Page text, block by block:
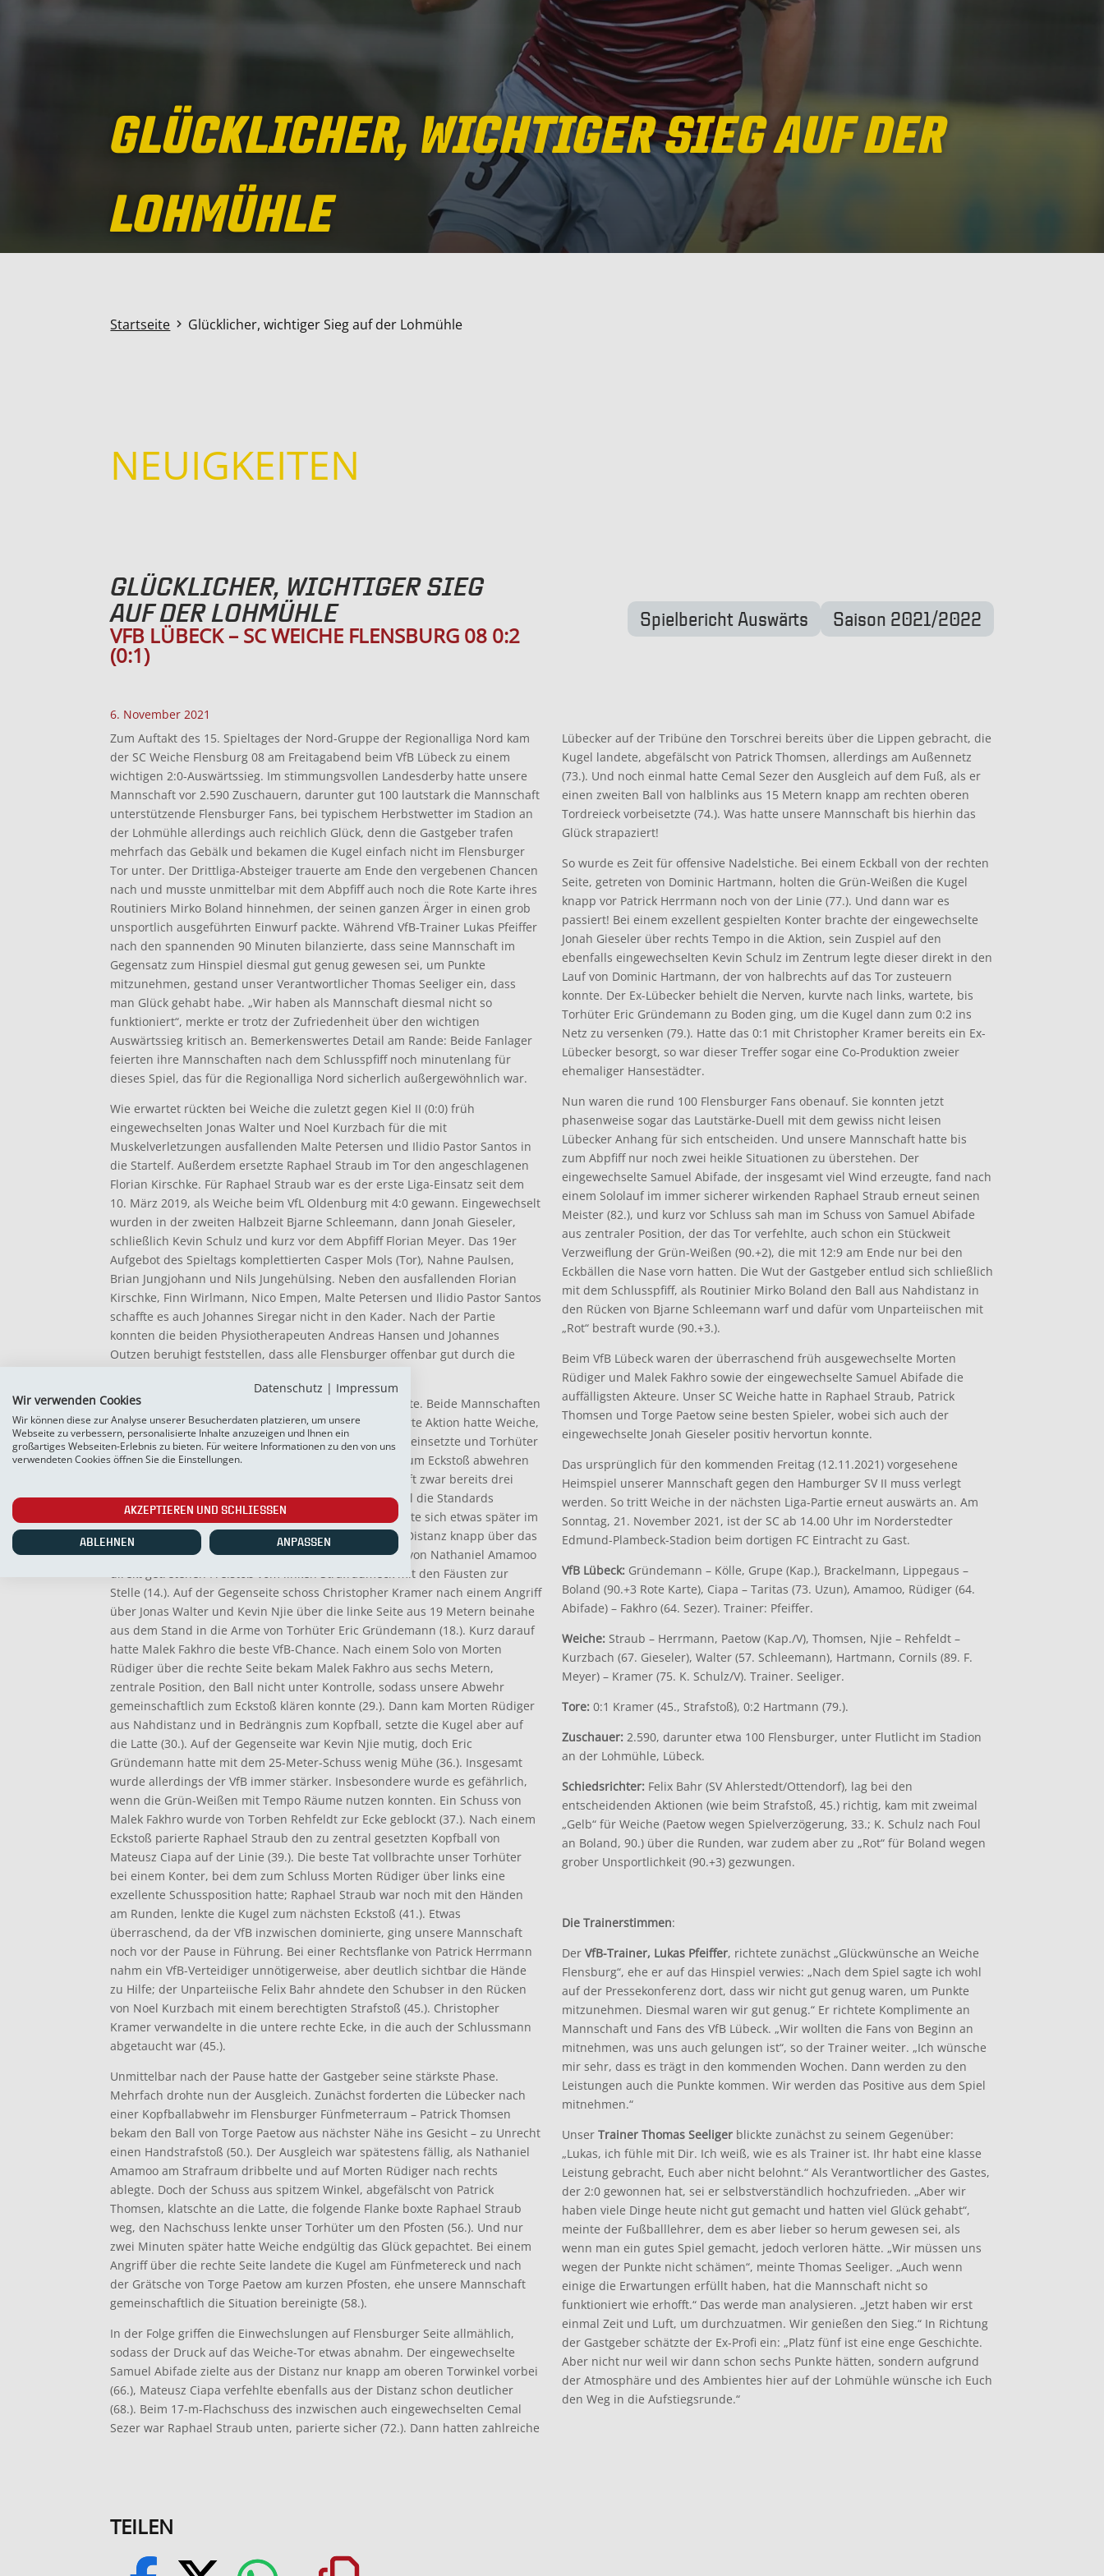
GLÜCKLICHER, WICHTIGER SIEG AUF DER
LOHMÜHLE
Startseite  Glücklicher, wichtiger Sieg auf der Lohmühle
NEUIGKEITEN
GLÜCKLICHER, WICHTIGER SIEG
AUF DER LOHMÜHLE
VFB LÜBECK – SC WEICHE FLENSBURG 08 0:2
(0:1)
Spielbericht Auswärts Saison 2021/2022
6. November 2021
Zum Auftakt des 15. Spieltages der Nord-Gruppe der Regionalliga Nord kam
der SC Weiche Flensburg 08 am Freitagabend beim VfB Lübeck zu einem
wichtigen 2:0-Auswärtssieg. Im stimmungsvollen Landesderby hatte unsere
Mannschaft vor 2.590 Zuschauern, darunter gut 100 lautstark die Mannschaft
unterstützende Flensburger Fans, bei typischem Herbstwetter im Stadion an
der Lohmühle allerdings auch reichlich Glück, denn die Gastgeber trafen
mehrfach das Gebälk und bekamen die Kugel einfach nicht im Flensburger
Tor unter. Der Drittliga-Absteiger trauerte am Ende den vergebenen Chancen
nach und musste unmittelbar mit dem Abpfiff auch noch die Rote Karte ihres
Routiniers Mirko Boland hinnehmen, der seinen ganzen Ärger in einen grob
unsportlich ausgeführten Einwurf packte. Während VfB-Trainer Lukas Pfeiffer
nach den spannenden 90 Minuten bilanzierte, dass seine Mannschaft im
Gegensatz zum Hinspiel diesmal gut genug gewesen sei, um Punkte
mitzunehmen, gestand unser Verantwortlicher Thomas Seeliger ein, dass
man Glück gehabt habe. „Wir haben als Mannschaft diesmal nicht so
funktioniert“, merkte er trotz der Zufriedenheit über den wichtigen
Auswärtssieg kritisch an. Bemerkenswertes Detail am Rande: Beide Fanlager
feierten ihre Mannschaften nach dem Schlusspfiff noch minutenlang für
dieses Spiel, das für die Regionalliga Nord sicherlich außergewöhnlich war.
Wie erwartet rückten bei Weiche die zuletzt gegen Kiel II (0:0) früh
eingewechselten Jonas Walter und Noel Kurzbach für die mit
Muskelverletzungen ausfallenden Malte Petersen und Ilidio Pastor Santos in
die Startelf. Außerdem ersetzte Raphael Straub im Tor den angeschlagenen
Florian Kirschke. Für Raphael Straub war es der erste Liga-Einsatz seit dem
10. März 2019, als Weiche beim VfL Oldenburg mit 4:0 gewann. Eingewechselt
wurden in der zweiten Halbzeit Bjarne Schleemann, dann Jonah Gieseler,
schließlich Kevin Schulz und kurz vor dem Abpfiff Florian Meyer. Das 19er
Aufgebot des Spieltags komplettierten Casper Mols (Tor), Nahne Paulsen,
Brian Jungjohann und Nils Jungehülsing. Neben den ausfallenden Florian
Kirschke, Finn Wirlmann, Nico Empen, Malte Petersen und Ilidio Pastor Santos
schaffte es auch Johannes Siregar nicht in den Kader. Nach der Partie
konnten die beiden Physiotherapeuten Andreas Hansen und Johannes
Outzen beruhigt feststellen, dass alle Flensburger offenbar gut durch die
Dem Landesderby fehlten anfangs die großen Momente. Beide Mannschaften
agierten eher etwas abwartend. Die erste nennenswerte Aktion hatte Weiche,
als Christopher Kramer auf halbrechts Noel Kurzbach einsetzte und Torhüter
Eric Gründemann den Schuss unseres Rechtsaußen zum Eckstoß abwehren
konnte (10). Nach elf Minuten hatte unsere Mannschaft zwar bereits drei
Eckstöße, daraus aber keine Torgefahr produziert, weil die Standards
allesamt wirkungslos verpufften. Der Gastgeber meldete sich etwas später im
Spiel an. Zunächst zielte Calvin Brackelmann aus der Distanz knapp über das
Tor (13.). Dann war SC-Torhüter Raphael Straub beim von Nathaniel Amamoo
direkt getretenen Freistoß vom linken Strafraumeck mit den Fäusten zur
Stelle (14.). Auf der Gegenseite schoss Christopher Kramer nach einem Angriff
über Jonas Walter und Kevin Njie über die linke Seite aus 19 Metern beinahe
aus dem Stand in die Arme von Torhüter Eric Gründemann (18.). Kurz darauf
hatte Malek Fakhro die beste VfB-Chance. Nach einem Solo von Morten
Rüdiger über die rechte Seite bekam Malek Fakhro aus sechs Metern,
zentrale Position, den Ball nicht unter Kontrolle, sodass unsere Abwehr
gemeinschaftlich zum Eckstoß klären konnte (29.). Dann kam Morten Rüdiger
aus Nahdistanz und in Bedrängnis zum Kopfball, setzte die Kugel aber auf
die Latte (30.). Auf der Gegenseite war Kevin Njie mutig, doch Eric
Gründemann hatte mit dem 25-Meter-Schuss wenig Mühe (36.). Insgesamt
wurde allerdings der VfB immer stärker. Insbesondere wurde es gefährlich,
wenn die Grün-Weißen mit Tempo Räume nutzen konnten. Ein Schuss von
Malek Fakhro wurde von Torben Rehfeldt zur Ecke geblockt (37.). Nach einem
Eckstoß parierte Raphael Straub den zu zentral gesetzten Kopfball von
Mateusz Ciapa auf der Linie (39.). Die beste Tat vollbrachte unser Torhüter
bei einem Konter, bei dem zum Schluss Morten Rüdiger über links eine
exzellente Schussposition hatte; Raphael Straub war noch mit den Händen
am Runden, lenkte die Kugel zum nächsten Eckstoß (41.). Etwas
überraschend, da der VfB inzwischen dominierte, ging unsere Mannschaft
noch vor der Pause in Führung. Bei einer Rechtsflanke von Patrick Herrmann
nahm ein VfB-Verteidiger unnötigerweise, aber deutlich sichtbar die Hände
zu Hilfe; der Unparteiische Felix Bahr ahndete den Schubser in den Rücken
von Noel Kurzbach mit einem berechtigten Strafstoß (45.). Christopher
Kramer verwandelte in die untere rechte Ecke, in die auch der Schlussmann
abgetaucht war (45.).
Unmittelbar nach der Pause hatte der Gastgeber seine stärkste Phase.
Mehrfach drohte nun der Ausgleich. Zunächst forderten die Lübecker nach
einer Kopfballabwehr im Flensburger Fünfmeterraum – Patrick Thomsen
bekam den Ball von Torge Paetow aus nächster Nähe ins Gesicht – zu Unrecht
einen Handstrafstoß (50.). Der Ausgleich war spätestens fällig, als Nathaniel
Amamoo am Strafraum dribbelte und auf Morten Rüdiger nach rechts
ablegte. Doch der Schuss aus spitzem Winkel, abgefälscht von Patrick
Thomsen, klatschte an die Latte, die folgende Flanke boxte Raphael Straub
weg, den Nachschuss lenkte unser Torhüter um den Pfosten (56.). Und nur
zwei Minuten später hatte Weiche endgültig das Glück gepachtet. Bei einem
Angriff über die rechte Seite landete die Kugel am Fünfmetereck und nach
der Grätsche von Torge Paetow am kurzen Pfosten, ehe unsere Mannschaft
gemeinschaftlich die Situation bereinigte (58.).
In der Folge griffen die Einwechslungen auf Flensburger Seite allmählich,
sodass der Druck auf das Weiche-Tor etwas abnahm. Der eingewechselte
Samuel Abifade zielte aus der Distanz nur knapp am oberen Torwinkel vorbei
(66.), Mateusz Ciapa verfehlte ebenfalls aus der Distanz schon deutlicher
(68.). Beim 17-m-Flachschuss des inzwischen auch eingewechselten Cemal
Sezer war Raphael Straub unten, parierte sicher (72.). Dann hatten zahlreiche
Lübecker auf der Tribüne den Torschrei bereits über die Lippen gebracht, die
Kugel landete, abgefälscht von Patrick Thomsen, allerdings am Außennetz
(73.). Und noch einmal hatte Cemal Sezer den Ausgleich auf dem Fuß, als er
einen zweiten Ball von halblinks aus 15 Metern knapp am rechten oberen
Tordreieck vorbeisetzte (74.). Was hatte unsere Mannschaft bis hierhin das
Glück strapaziert!
So wurde es Zeit für offensive Nadelstiche. Bei einem Eckball von der rechten
Seite, getreten von Dominic Hartmann, holten die Grün-Weißen die Kugel
knapp vor Patrick Herrmann noch von der Linie (77.). Und dann war es
passiert! Bei einem exzellent gespielten Konter brachte der eingewechselte
Jonah Gieseler über rechts Tempo in die Aktion, sein Zuspiel auf den
ebenfalls eingewechselten Kevin Schulz im Zentrum legte dieser direkt in den
Lauf von Dominic Hartmann, der von halbrechts auf das Tor zusteuern
konnte. Der Ex-Lübecker behielt die Nerven, kurvte nach links, wartete, bis
Torhüter Eric Gründemann zu Boden ging, um die Kugel dann zum 0:2 ins
Netz zu versenken (79.). Hatte das 0:1 mit Christopher Kramer bereits ein Ex-
Lübecker besorgt, so war dieser Treffer sogar eine Co-Produktion zweier
ehemaliger Hansestädter.
Nun waren die rund 100 Flensburger Fans obenauf. Sie konnten jetzt
phasenweise sogar das Lautstärke-Duell mit dem gewiss nicht leisen
Lübecker Anhang für sich entscheiden. Und unsere Mannschaft hatte bis
zum Abpfiff nur noch zwei heikle Situationen zu überstehen. Der
eingewechselte Samuel Abifade, der insgesamt viel Wind erzeugte, fand nach
einem Sololauf im immer sicherer wirkenden Raphael Straub erneut seinen
Meister (82.), und kurz vor Schluss sah man im Schuss von Samuel Abifade
aus zentraler Position, der das Tor verfehlte, auch schon ein Stückweit
Verzweiflung der Grün-Weißen (90.+2), die mit 12:9 am Ende nur bei den
Eckbällen die Nase vorn hatten. Die Wut der Gastgeber entlud sich schließlich
mit dem Schlusspfiff, als Routinier Mirko Boland den Ball aus Nahdistanz in
den Rücken von Bjarne Schleemann warf und dafür vom Unparteiischen mit
„Rot“ bestraft wurde (90.+3.).
Beim VfB Lübeck waren der überraschend früh ausgewechselte Morten
Rüdiger und Malek Fakhro sowie der eingewechselte Samuel Abifade die
auffälligsten Akteure. Unser SC Weiche hatte in Raphael Straub, Patrick
Thomsen und Torge Paetow seine besten Spieler, wobei sich auch der
eingewechselte Jonah Gieseler positiv hervortun konnte.
Das ursprünglich für den kommenden Freitag (12.11.2021) vorgesehene
Heimspiel unserer Mannschaft gegen den Hamburger SV II muss verlegt
werden. So tritt Weiche in der nächsten Liga-Partie erneut auswärts an. Am
Sonntag, 21. November 2021, ist der SC ab 14.00 Uhr im Norderstedter
Edmund-Plambeck-Stadion beim dortigen FC Eintracht zu Gast.
VfB Lübeck: Gründemann – Kölle, Grupe (Kap.), Brackelmann, Lippegaus –
Boland (90.+3 Rote Karte), Ciapa – Taritas (73. Uzun), Amamoo, Rüdiger (64.
Abifade) – Fakhro (64. Sezer). Trainer: Pfeiffer.
Weiche: Straub – Herrmann, Paetow (Kap./V), Thomsen, Njie – Rehfeldt –
Kurzbach (67. Gieseler), Walter (57. Schleemann), Hartmann, Cornils (89. F.
Meyer) – Kramer (75. K. Schulz/V). Trainer. Seeliger.
Tore: 0:1 Kramer (45., Strafstoß), 0:2 Hartmann (79.).
Zuschauer: 2.590, darunter etwa 100 Flensburger, unter Flutlicht im Stadion
an der Lohmühle, Lübeck.
Schiedsrichter: Felix Bahr (SV Ahlerstedt/Ottendorf), lag bei den
entscheidenden Aktionen (wie beim Strafstoß, 45.) richtig, kam mit zweimal
„Gelb“ für Weiche (Paetow wegen Spielverzögerung, 33.; K. Schulz nach Foul
an Boland, 90.) über die Runden, war zudem aber zu „Rot“ für Boland wegen
grober Unsportlichkeit (90.+3) gezwungen.
Die Trainerstimmen:
Der VfB-Trainer, Lukas Pfeiffer, richtete zunächst „Glückwünsche an Weiche
Flensburg“, ehe er auf das Hinspiel verwies: „Nach dem Spiel sagte ich wohl
auf der Pressekonferenz dort, dass wir nicht gut genug waren, um Punkte
mitzunehmen. Diesmal waren wir gut genug.“ Er richtete Komplimente an
Mannschaft und Fans des VfB Lübeck. „Wir wollten die Fans von Beginn an
mitnehmen, was uns auch gelungen ist“, so der Trainer weiter. „Ich wünsche
mir sehr, dass es trägt in den kommenden Wochen. Dann werden zu den
Leistungen auch die Punkte kommen. Wir werden das Positive aus dem Spiel
mitnehmen.“
Unser Trainer Thomas Seeliger blickte zunächst zu seinem Gegenüber:
„Lukas, ich fühle mit Dir. Ich weiß, wie es als Trainer ist. Ihr habt eine klasse
Leistung gebracht, Euch aber nicht belohnt.“ Als Verantwortlicher des Gastes,
der 2:0 gewonnen hat, sei er selbstverständlich hochzufrieden. „Aber wir
haben viele Dinge heute nicht gut gemacht und hatten viel Glück gehabt“,
meinte der Fußballlehrer, dem es aber lieber so herum gewesen sei, als
wenn man ein gutes Spiel gemacht, jedoch verloren hätte. „Wir müssen uns
wegen der Punkte nicht schämen“, meinte Thomas Seeliger. „Auch wenn
einige die Erwartungen erfüllt haben, hat die Mannschaft nicht so
funktioniert wie erhofft.“ Das werde man analysieren. „Jetzt haben wir erst
einmal Zeit und Luft, um durchzuatmen. Wir genießen den Sieg.“ In Richtung
der Gastgeber schätzte der Ex-Profi ein: „Platz fünf ist eine enge Geschichte.
Aber nicht nur weil wir dann schon sechs Punkte hätten, sondern aufgrund
der Atmosphäre und des Ambientes hier auf der Lohmühle wünsche ich Euch
den Weg in die Aufstiegsrunde.“
TEILEN
Datenschutz | Impressum
Wir verwenden Cookies
Wir können diese zur Analyse unserer Besucherdaten platzieren, um unsere
Webseite zu verbessern, personalisierte Inhalte anzuzeigen und Ihnen ein
großartiges Webseiten-Erlebnis zu bieten. Für weitere Informationen zu den von uns
verwendeten Cookies öffnen Sie die Einstellungen.
AKZEPTIEREN UND SCHLIESSEN
ABLEHNEN ANPASSEN